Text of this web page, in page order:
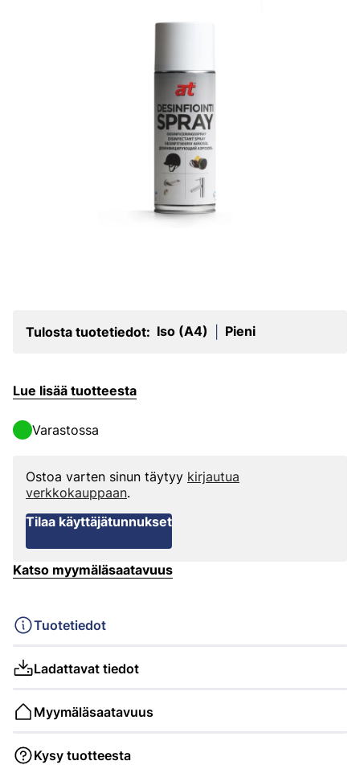
Tulosta tuotetiedot: Iso (A4) Pieni
Lue lisää tuotteesta
Varastossa
Ostoa varten sinun täytyy kirjautua
verkkokauppaan.
Tilaa käyttäjätunnukset
Katso myymäläsaatavuus
Tuotetiedot
Ladattavat tiedot
Myymäläsaatavuus
Kysy tuotteesta